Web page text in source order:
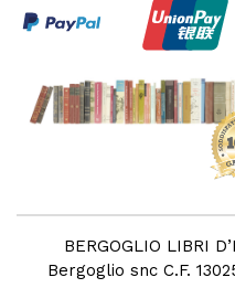
BERGOGLIO LIBRI
Bergoglio snc C.F.